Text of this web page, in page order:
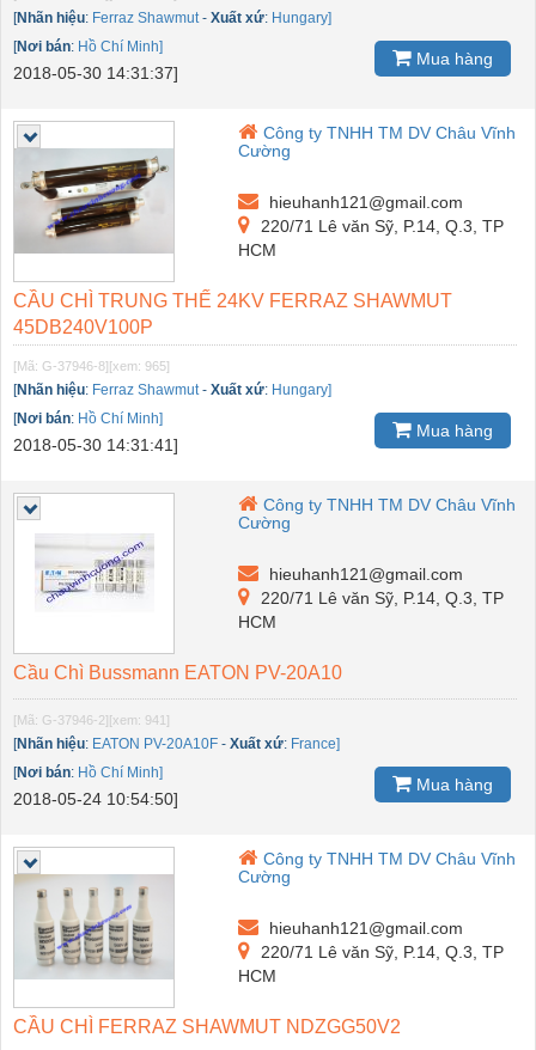
[Nhãn hiệu: Ferraz Shawmut - Xuất xứ: Hungary]
[Nơi bán: Hồ Chí Minh]
2018-05-30 14:31:37]
Mua hàng
Công ty TNHH TM DV Châu Vĩnh
Cường
hieuhanh121@gmail.com
220/71 Lê văn Sỹ, P.14, Q.3, TP
HCM
CẦU CHÌ TRUNG THẾ 24KV FERRAZ SHAWMUT
45DB240V100P
[Mã: G-37946-8][xem: 965]
[Nhãn hiệu: Ferraz Shawmut - Xuất xứ: Hungary]
[Nơi bán: Hồ Chí Minh]
2018-05-30 14:31:41]
Mua hàng
Công ty TNHH TM DV Châu Vĩnh
Cường
hieuhanh121@gmail.com
220/71 Lê văn Sỹ, P.14, Q.3, TP
HCM
Cầu Chì Bussmann EATON PV-20A10
[Mã: G-37946-2][xem: 941]
[Nhãn hiệu: EATON PV-20A10F - Xuất xứ: France]
[Nơi bán: Hồ Chí Minh]
2018-05-24 10:54:50]
Mua hàng
Công ty TNHH TM DV Châu Vĩnh
Cường
hieuhanh121@gmail.com
220/71 Lê văn Sỹ, P.14, Q.3, TP
HCM
CẦU CHÌ FERRAZ SHAWMUT NDZGG50V2